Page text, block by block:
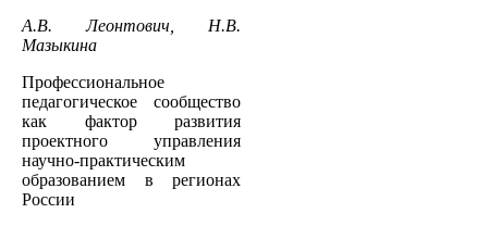
А.В. Леонтович, Н.В.
Мазыкина
Профессиональное
педагогическое сообщество
как фактор развития
проектного управления
научно-практическим
образованием в регионах
России